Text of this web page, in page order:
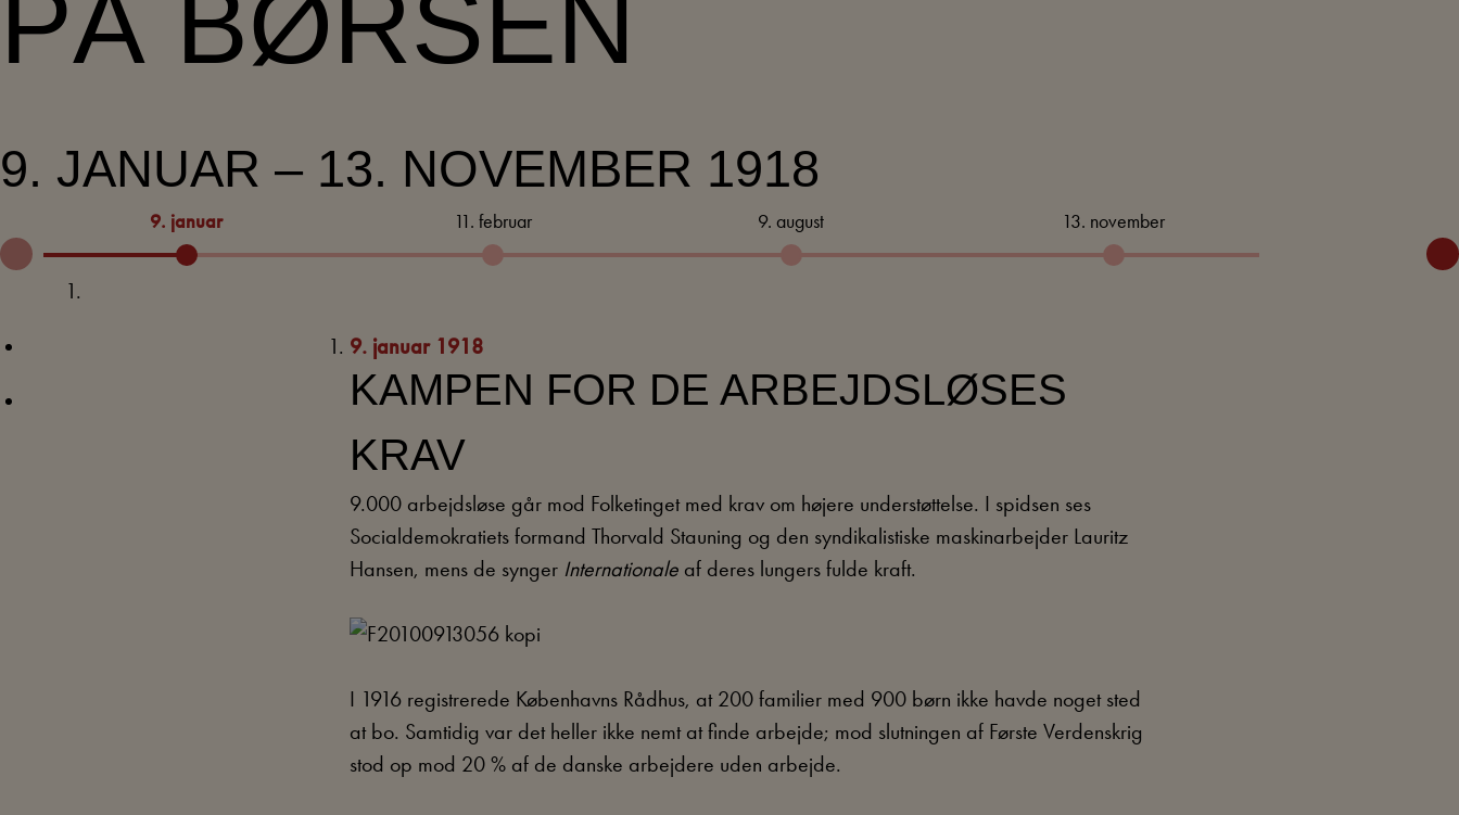
PÅ BØRSEN
9. JANUAR – 13. NOVEMBER 1918
9. januar 11. februar 9. august 13. november
9. januar 1918
KAMPEN FOR DE ARBEJDSLØSES
KRAV
9.000 arbejdsløse går mod Folketinget med krav om højere understøttelse. I spidsen ses
Socialdemokratiets formand Thorvald Stauning og den syndikalistiske maskinarbejder Lauritz
Hansen, mens de synger Internationale af deres lungers fulde kraft.
I 1916 registrerede Københavns Rådhus, at 200 familier med 900 børn ikke havde noget sted
at bo. Samtidig var det heller ikke nemt at finde arbejde; mod slutningen af Første Verdenskrig
stod op mod 20 % af de danske arbejdere uden arbejde.